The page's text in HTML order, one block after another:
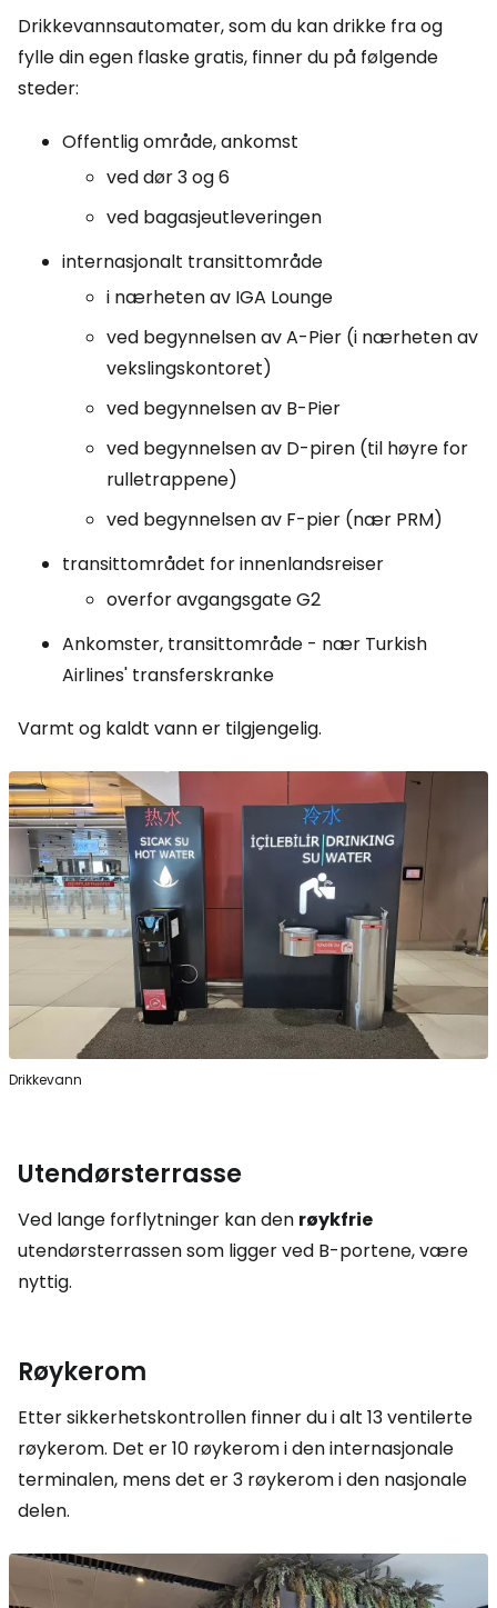
Drikkevannsautomater, som du kan drikke fra og
fylle din egen flaske gratis, finner du på følgende
steder:
Offentlig område, ankomst
ved dør 3 og 6
ved bagasjeutleveringen
internasjonalt transittområde
i nærheten av IGA Lounge
ved begynnelsen av A-Pier (i nærheten av
vekslingskontoret)
ved begynnelsen av B-Pier
ved begynnelsen av D-piren (til høyre for
rulletrappene)
ved begynnelsen av F-pier (nær PRM)
transittområdet for innenlandsreiser
overfor avgangsgate G2
Ankomster, transittområde - nær Turkish
Airlines' transferskranke
Varmt og kaldt vann er tilgjengelig.
Drikkevann
Utendørsterrasse
Ved lange forflytninger kan den røykfrie
utendørsterrassen som ligger ved B-portene, være
nyttig.
Røykerom
Etter sikkerhetskontrollen finner du i alt 13 ventilerte
røykerom. Det er 10 røykerom i den internasjonale
terminalen, mens det er 3 røykerom i den nasjonale
delen.